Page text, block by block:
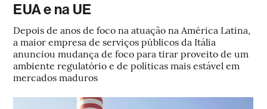
EUA e na UE
Depois de anos de foco na atuação na América Latina,
a maior empresa de serviços públicos da Itália
anunciou mudança de foco para tirar proveito de um
ambiente regulatório e de políticas mais estável em
mercados maduros